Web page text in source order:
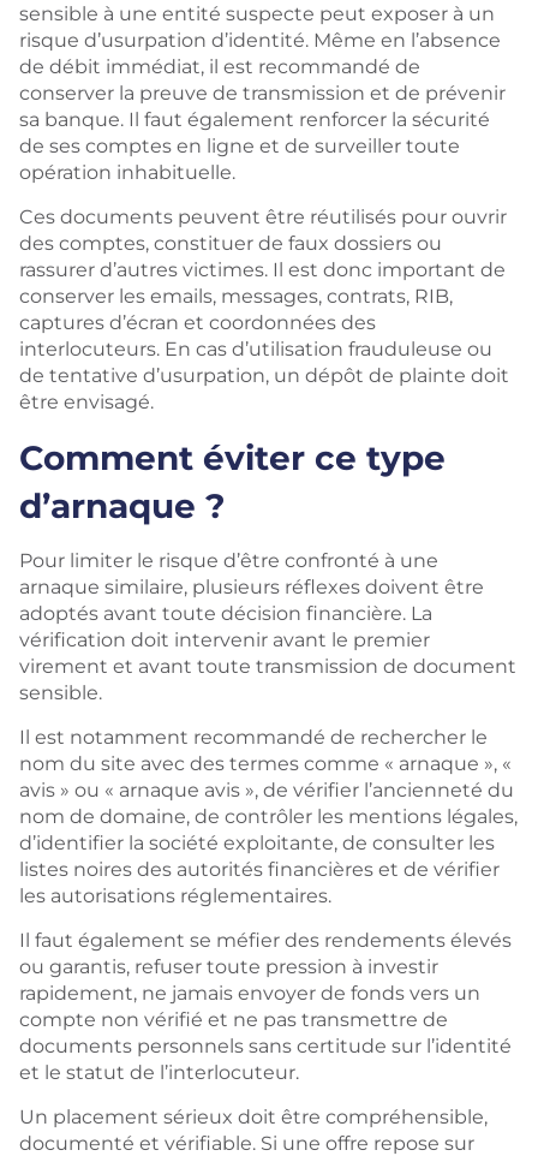
sensible à une entité suspecte peut exposer à un
risque d’usurpation d’identité. Même en l’absence
de débit immédiat, il est recommandé de
conserver la preuve de transmission et de prévenir
sa banque. Il faut également renforcer la sécurité
de ses comptes en ligne et de surveiller toute
opération inhabituelle.
Ces documents peuvent être réutilisés pour ouvrir
des comptes, constituer de faux dossiers ou
rassurer d’autres victimes. Il est donc important de
conserver les emails, messages, contrats, RIB,
captures d’écran et coordonnées des
interlocuteurs. En cas d’utilisation frauduleuse ou
de tentative d’usurpation, un dépôt de plainte doit
être envisagé.
Comment éviter ce type
d’arnaque ?
Pour limiter le risque d’être confronté à une
arnaque similaire, plusieurs réflexes doivent être
adoptés avant toute décision financière. La
vérification doit intervenir avant le premier
virement et avant toute transmission de document
sensible.
Il est notamment recommandé de rechercher le
nom du site avec des termes comme « arnaque », «
avis » ou « arnaque avis », de vérifier l’ancienneté du
nom de domaine, de contrôler les mentions légales,
d’identifier la société exploitante, de consulter les
listes noires des autorités financières et de vérifier
les autorisations réglementaires.
Il faut également se méfier des rendements élevés
ou garantis, refuser toute pression à investir
rapidement, ne jamais envoyer de fonds vers un
compte non vérifié et ne pas transmettre de
documents personnels sans certitude sur l’identité
et le statut de l’interlocuteur.
Un placement sérieux doit être compréhensible,
documenté et vérifiable. Si une offre repose sur